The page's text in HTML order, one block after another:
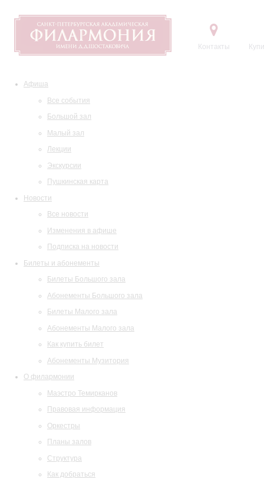
Контакты
Афиша
Все события
Большой зал
Малый зал
Лекции
Экскурсии
Пушкинская карта
Новости
Все новости
Изменения в афише
Подписка на новости
Билеты и абонементы
Билеты Большого зала
Абонементы Большого зала
Билеты Малого зала
Абонементы Малого зала
Как купить билет
Абонементы Музитория
О филармонии
Маэстро Темирканов
Правовая информация
Оркестры
Планы залов
Структура
Как добраться